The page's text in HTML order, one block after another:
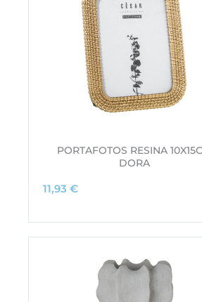
PORTAFOTOS RESINA
DORA
11,93 €